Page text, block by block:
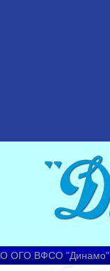
ОГО ВФСО "Динамо"